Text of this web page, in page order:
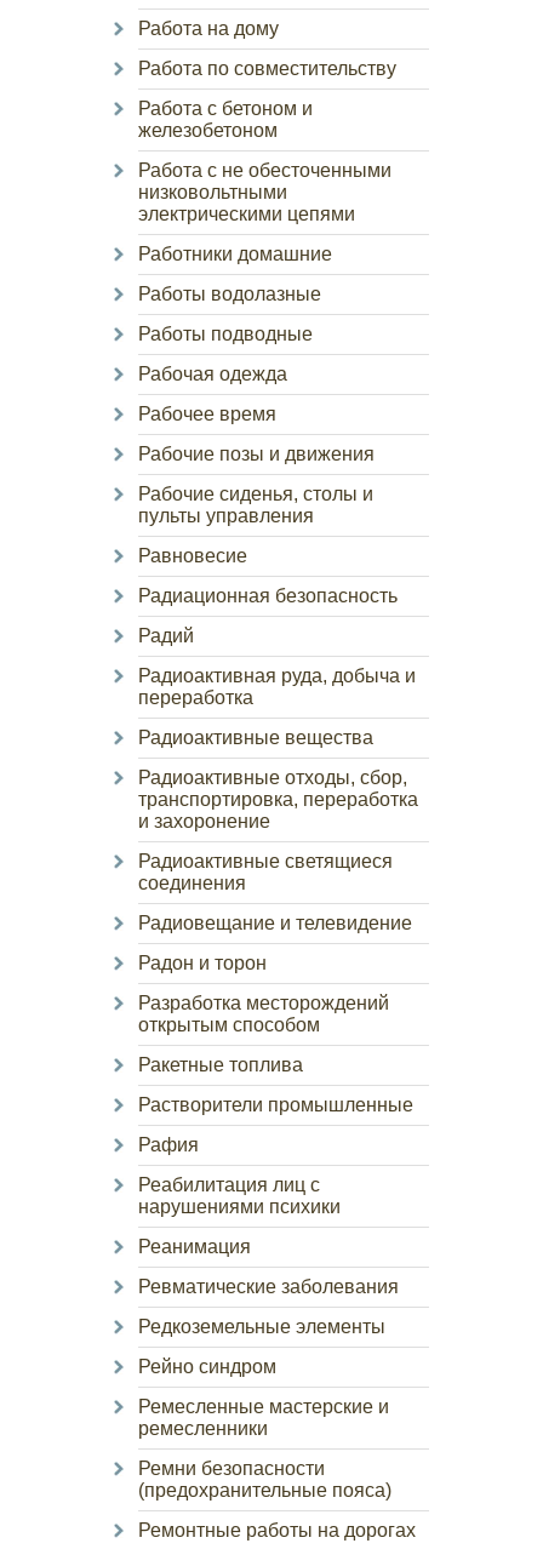
Работа на дому
Работа по совместительству
Работа с бетоном и
железобетоном
Работа с не обесточенными
низковольтными
электрическими цепями
Работники домашние
Работы водолазные
Работы подводные
Рабочая одежда
Рабочее время
Рабочие позы и движения
Рабочие сиденья, столы и
пульты управления
Равновесие
Радиационная безопасность
Радий
Радиоактивная руда, добыча и
переработка
Радиоактивные вещества
Радиоактивные отходы, сбор,
транспортировка, переработка
и захоронение
Радиоактивные светящиеся
соединения
Радиовещание и телевидение
Радон и торон
Разработка месторождений
открытым способом
Ракетные топлива
Растворители промышленные
Рафия
Реабилитация лиц с
нарушениями психики
Реанимация
Ревматические заболевания
Редкоземельные элементы
Рейно синдром
Ремесленные мастерские и
ремесленники
Ремни безопасности
(предохранительные пояса)
Ремонтные работы на дорогах